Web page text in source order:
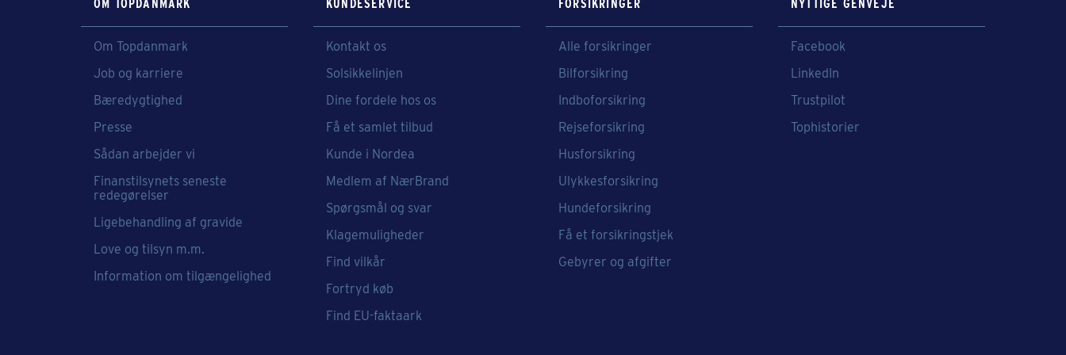
OM TOPDANMARK
Om Topdanmark
Job og karriere
Bæredygtighed
Presse
Sådan arbejder vi
Finanstilsynets seneste
redegørelser
Ligebehandling af gravide
Love og tilsyn m.m.
Information om tilgængelighed
KUNDESERVICE
Kontakt os
Solsikkelinjen
Dine fordele hos os
Få et samlet tilbud
Kunde i Nordea
Medlem af NærBrand
Spørgsmål og svar
Klagemuligheder
Find vilkår
Fortryd køb
Find EU-faktaark
FORSIKRINGER
Alle forsikringer
Bilforsikring
Indboforsikring
Rejseforsikring
Husforsikring
Ulykkesforsikring
Hundeforsikring
Få et forsikringstjek
Gebyrer og afgifter
NYTTIGE GENVEJE
Facebook
LinkedIn
Trustpilot
Tophistorier